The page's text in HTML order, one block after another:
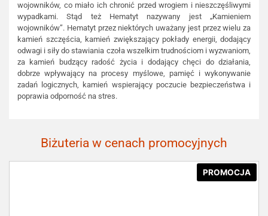
wojowników, co miało ich chronić przed wrogiem i nieszczęśliwymi
wypadkami. Stąd też Hematyt nazywany jest „Kamieniem
wojowników”. Hematyt przez niektórych uważany jest przez wielu za
kamień szczęścia, kamień zwiększający pokłady energii, dodający
odwagi i siły do stawiania czoła wszelkim trudnościom i wyzwaniom,
za kamień budzący radość życia i dodający chęci do działania,
dobrze wpływający na procesy myślowe, pamięć i wykonywanie
zadań logicznych, kamień wspierający poczucie bezpieczeństwa i
poprawia odporność na stres.
Biżuteria w cenach promocyjnych
PROMOCJA